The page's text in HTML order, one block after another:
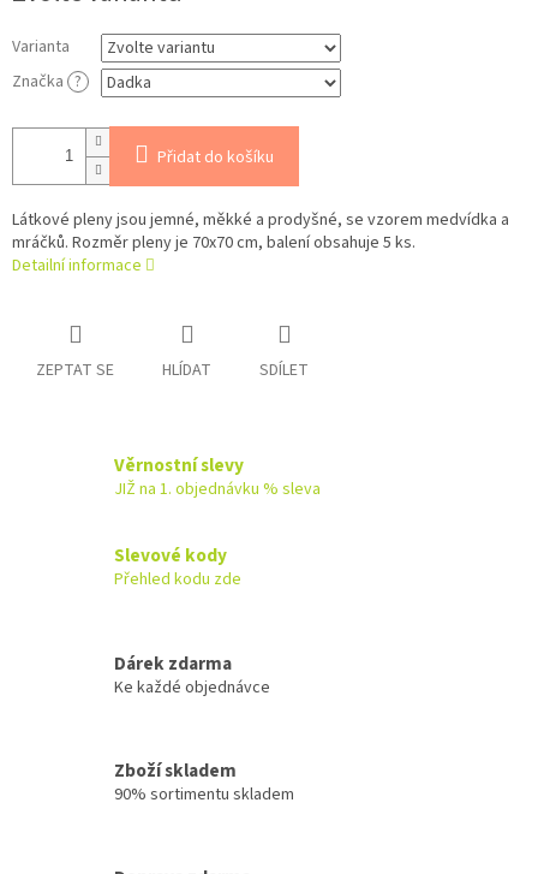
Varianta
Značka ?
Přidat do košíku
Látkové pleny jsou jemné, měkké a prodyšné, se vzorem medvídka a
mráčků. Rozměr pleny je 70x70 cm, balení obsahuje 5 ks.
Detailní informace
ZEPTAT SE HLÍDAT SDÍLET
Věrnostní slevy
JIŽ na 1. objednávku % sleva
Slevové kody
Přehled kodu zde
Dárek zdarma
Ke každé objednávce
Zboží skladem
90% sortimentu skladem